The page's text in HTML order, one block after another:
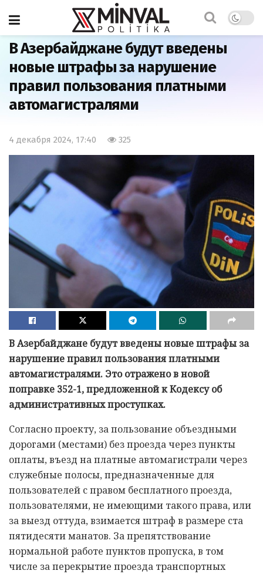
Главная Общество
В Азербайджане будут введены
новые штрафы за нарушение
правил пользования платными
автомагистралями
4 декабря 2024, 17:40 325
В Азербайджане будут введены новые штрафы за
нарушение правил пользования платными
автомагистралями. Это отражено в новой
поправке 352-1, предложенной к Кодексу об
административных проступках.
Согласно проекту, за пользование объездными
дорогами (местами) без проезда через пункты
оплаты, въезд на платные автомагистрали через
служебные полосы, предназначенные для
пользователей с правом бесплатного проезда,
пользователями, не имеющими такого права, или
за выезд оттуда, взимается штраф в размере ста
пятидесяти манатов. За препятствование
нормальной работе пунктов пропуска, в том
числе за перекрытие проезда транспортных